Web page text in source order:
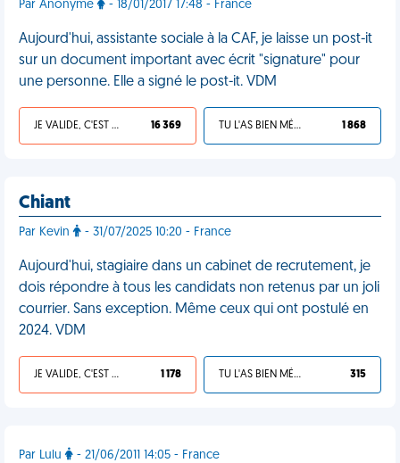
Par Anonyme - 18/01/2017 17:48 - France
Aujourd'hui, assistante sociale à la CAF, je laisse un post-it
sur un document important avec écrit "signature" pour
une personne. Elle a signé le post-it. VDM
JE VALIDE, C'EST UNE VDM 16 369 TU L'AS BIEN MÉRITÉ 1 868
Chiant
Par Kevin - 31/07/2025 10:20 - France
Aujourd'hui, stagiaire dans un cabinet de recrutement, je
dois répondre à tous les candidats non retenus par un joli
courrier. Sans exception. Même ceux qui ont postulé en
2024. VDM
JE VALIDE, C'EST UNE VDM 1 178 TU L'AS BIEN MÉRITÉ 315
Par Lulu - 21/06/2011 14:05 - France